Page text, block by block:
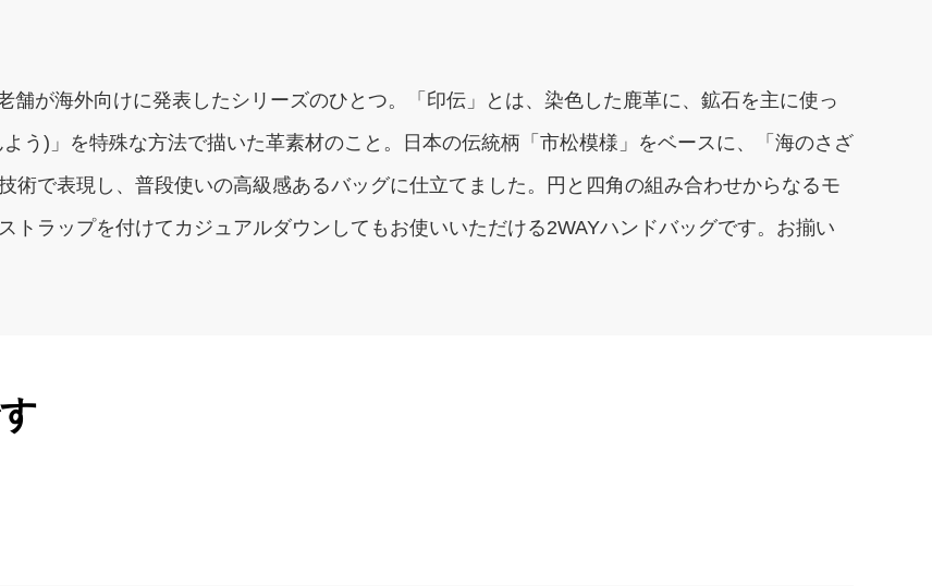
舗が海外向けに発表したシリーズのひとつ。「印伝」とは、染色した鹿革に、鉱石を主に使っ
う)」を特殊な方法で描いた革素材のこと。日本の伝統柄「市松模様」をベースに、「海のさざ
術で表現し、普段使いの高級感あるバッグに仕立てました。円と四角の組み合わせからなるモ
トラップを付けてカジュアルダウンしてもお使いいただける2WAYハンドバッグです。お揃い